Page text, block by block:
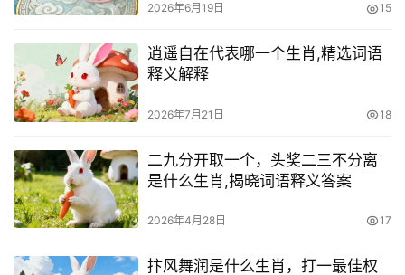
2026年6月19日 15
逍遥自在代表哪一个生肖,精选词语
释义解释
2026年7月21日 18
二九分开取一个，头奖二三不分离
是什么生肖,揭晓词语释义答案
2026年4月28日 17
抃风舞润是什么生肖，打一最佳权